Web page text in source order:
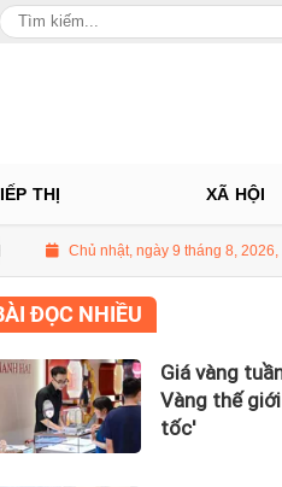
THỊ XÃ HỘI
Giá vàng tuần qua: Vàng
Chủ nhật, ngày 9 tháng 8, 2026,
ĐỌC NHIỀU
Giá vàng
Vàng thế
tốc'